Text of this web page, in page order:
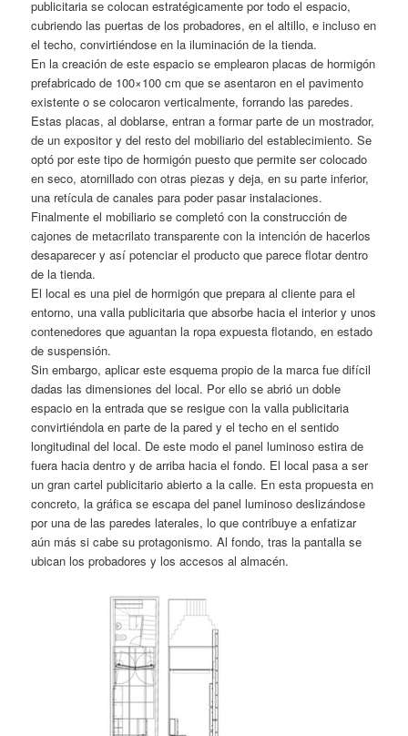
publicitaria se colocan estratégicamente por todo el espacio,
cubriendo las puertas de los probadores, en el altillo, e incluso en
el techo, convirtiéndose en la iluminación de la tienda.
En la creación de este espacio se emplearon placas de hormigón
prefabricado de 100×100 cm que se asentaron en el pavimento
existente o se colocaron verticalmente, forrando las paredes.
Estas placas, al doblarse, entran a formar parte de un mostrador,
de un expositor y del resto del mobiliario del establecimiento. Se
optó por este tipo de hormigón puesto que permite ser colocado
en seco, atornillado con otras piezas y deja, en su parte inferior,
una retícula de canales para poder pasar instalaciones.
Finalmente el mobiliario se completó con la construcción de
cajones de metacrilato transparente con la intención de hacerlos
desaparecer y así potenciar el producto que parece flotar dentro
de la tienda.
El local es una piel de hormigón que prepara al cliente para el
entorno, una valla publicitaria que absorbe hacia el interior y unos
contenedores que aguantan la ropa expuesta flotando, en estado
de suspensión.
Sin embargo, aplicar este esquema propio de la marca fue difícil
dadas las dimensiones del local. Por ello se abrió un doble
espacio en la entrada que se resigue con la valla publicitaria
convirtiéndola en parte de la pared y el techo en el sentido
longitudinal del local. De este modo el panel luminoso estira de
fuera hacia dentro y de arriba hacia el fondo. El local pasa a ser
un gran cartel publicitario abierto a la calle. En esta propuesta en
concreto, la gráfica se escapa del panel luminoso deslizándose
por una de las paredes laterales, lo que contribuye a enfatizar
aún más si cabe su protagonismo. Al fondo, tras la pantalla se
ubican los probadores y los accesos al almacén.